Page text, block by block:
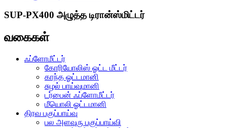
SUP-PX400 அழுத்த டிரான்ஸ்மிட்டர்
வகைகள்
ஃப்ளோமீட்டர்
கோரியோலிஸ் ஓட்ட மீட்டர்
காந்த ஓட்டமானி
சுழல் பாய்வுமானி
டர்பைன் ஃப்ளோமீட்டர்
மீயொலி ஓட்டமானி
திரவ பகுப்பாய்வு
பல அளவுரு பகுப்பாய்வி